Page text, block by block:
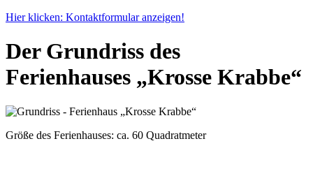
Hier klicken: Kontaktformular anzeigen!
Der Grundriss des
Ferienhauses „Krosse Krabbe“
Größe des Ferienhauses: ca. 60 Quadratmeter